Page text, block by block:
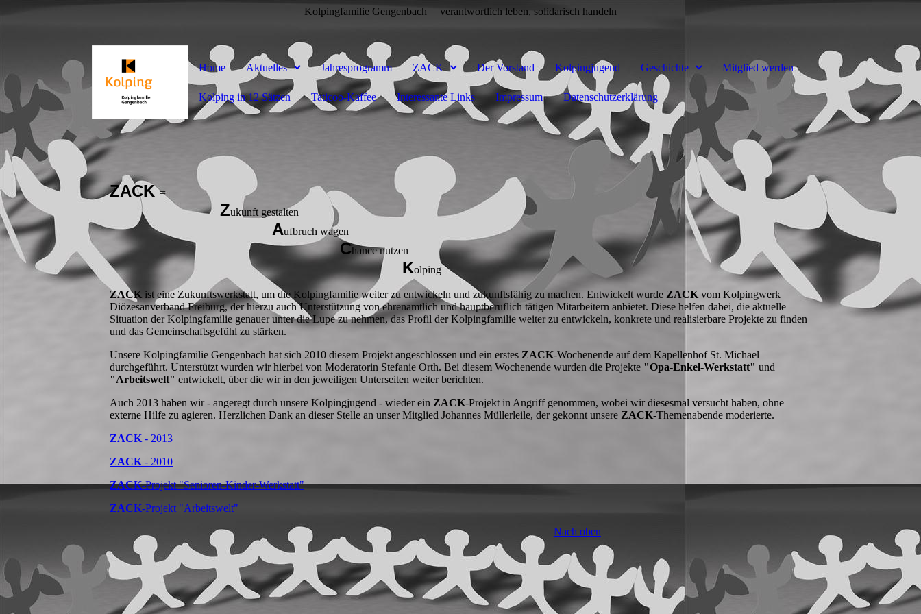
Kolpingfamilie Gengenbach verantwortlich leben, solidarisch handeln
Home Aktuelles Jahresprogramm ZACK Der Vorstand Kolpingjugend Geschichte Mitglied werden
Kolping in 12 Sätzen Taticoo-Kaffee Interessante Links Impressum Datenschutzerklärung
ZACK =
Zukunft gestalten
Aufbruch wagen
Chance nutzen
Kolping
ZACK ist eine Zukunftswerkstatt, um die Kolpingfamilie weiter zu entwickeln und zukunftsfähig zu machen. Entwickelt wurde ZACK vom Kolpingwerk
Diözesanverband Freiburg, der hierzu auch Unterstützung von ehrenamtlich und hauptberuflich tätigen Mitarbeitern anbietet. Diese helfen dabei, die aktuelle
Situation der Kolpingfamilie genauer unter die Lupe zu nehmen, das Profil der Kolpingfamilie weiter zu entwickeln, konkrete und realisierbare Projekte zu finden
und das Gemeinschaftsgefühl zu stärken.
Unsere Kolpingfamilie Gengenbach hat sich 2010 diesem Projekt angeschlossen und ein erstes ZACK-Wochenende auf dem Kapellenhof St. Michael
durchgeführt. Unterstützt wurden wir hierbei von Moderatorin Stefanie Orth. Bei diesem Wochenende wurden die Projekte "Opa-Enkel-Werkstatt" und
"Arbeitswelt" entwickelt, über die wir in den jeweiligen Unterseiten weiter berichten.
Auch 2013 haben wir - angeregt durch unsere Kolpingjugend - wieder ein ZACK-Projekt in Angriff genommen, wobei wir diesesmal versucht haben, ohne
externe Hilfe zu agieren. Herzlichen Dank an dieser Stelle an unser Mitglied Johannes Müllerleile, der gekonnt unsere ZACK-Themenabende moderierte.
ZACK - 2013
ZACK - 2010
ZACK-Projekt "Senioren-Kinder-Werkstatt"
ZACK-Projekt "Arbeitswelt"
Nach oben